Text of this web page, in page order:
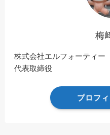
梅
株式会社エルフォーティー
代表取締役
プロフ